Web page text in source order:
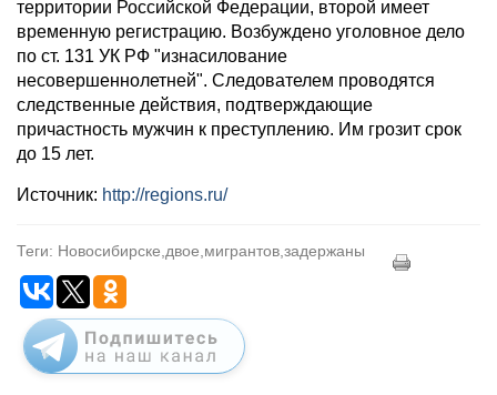
территории Российской Федерации, второй имеет
временную регистрацию. Возбуждено уголовное дело
по ст. 131 УК РФ "изнасилование
несовершеннолетней". Следователем проводятся
следственные действия, подтверждающие
причастность мужчин к преступлению. Им грозит срок
до 15 лет.
Источник: http://regions.ru/
Теги: Новосибирске,двое,мигрантов,задержаны